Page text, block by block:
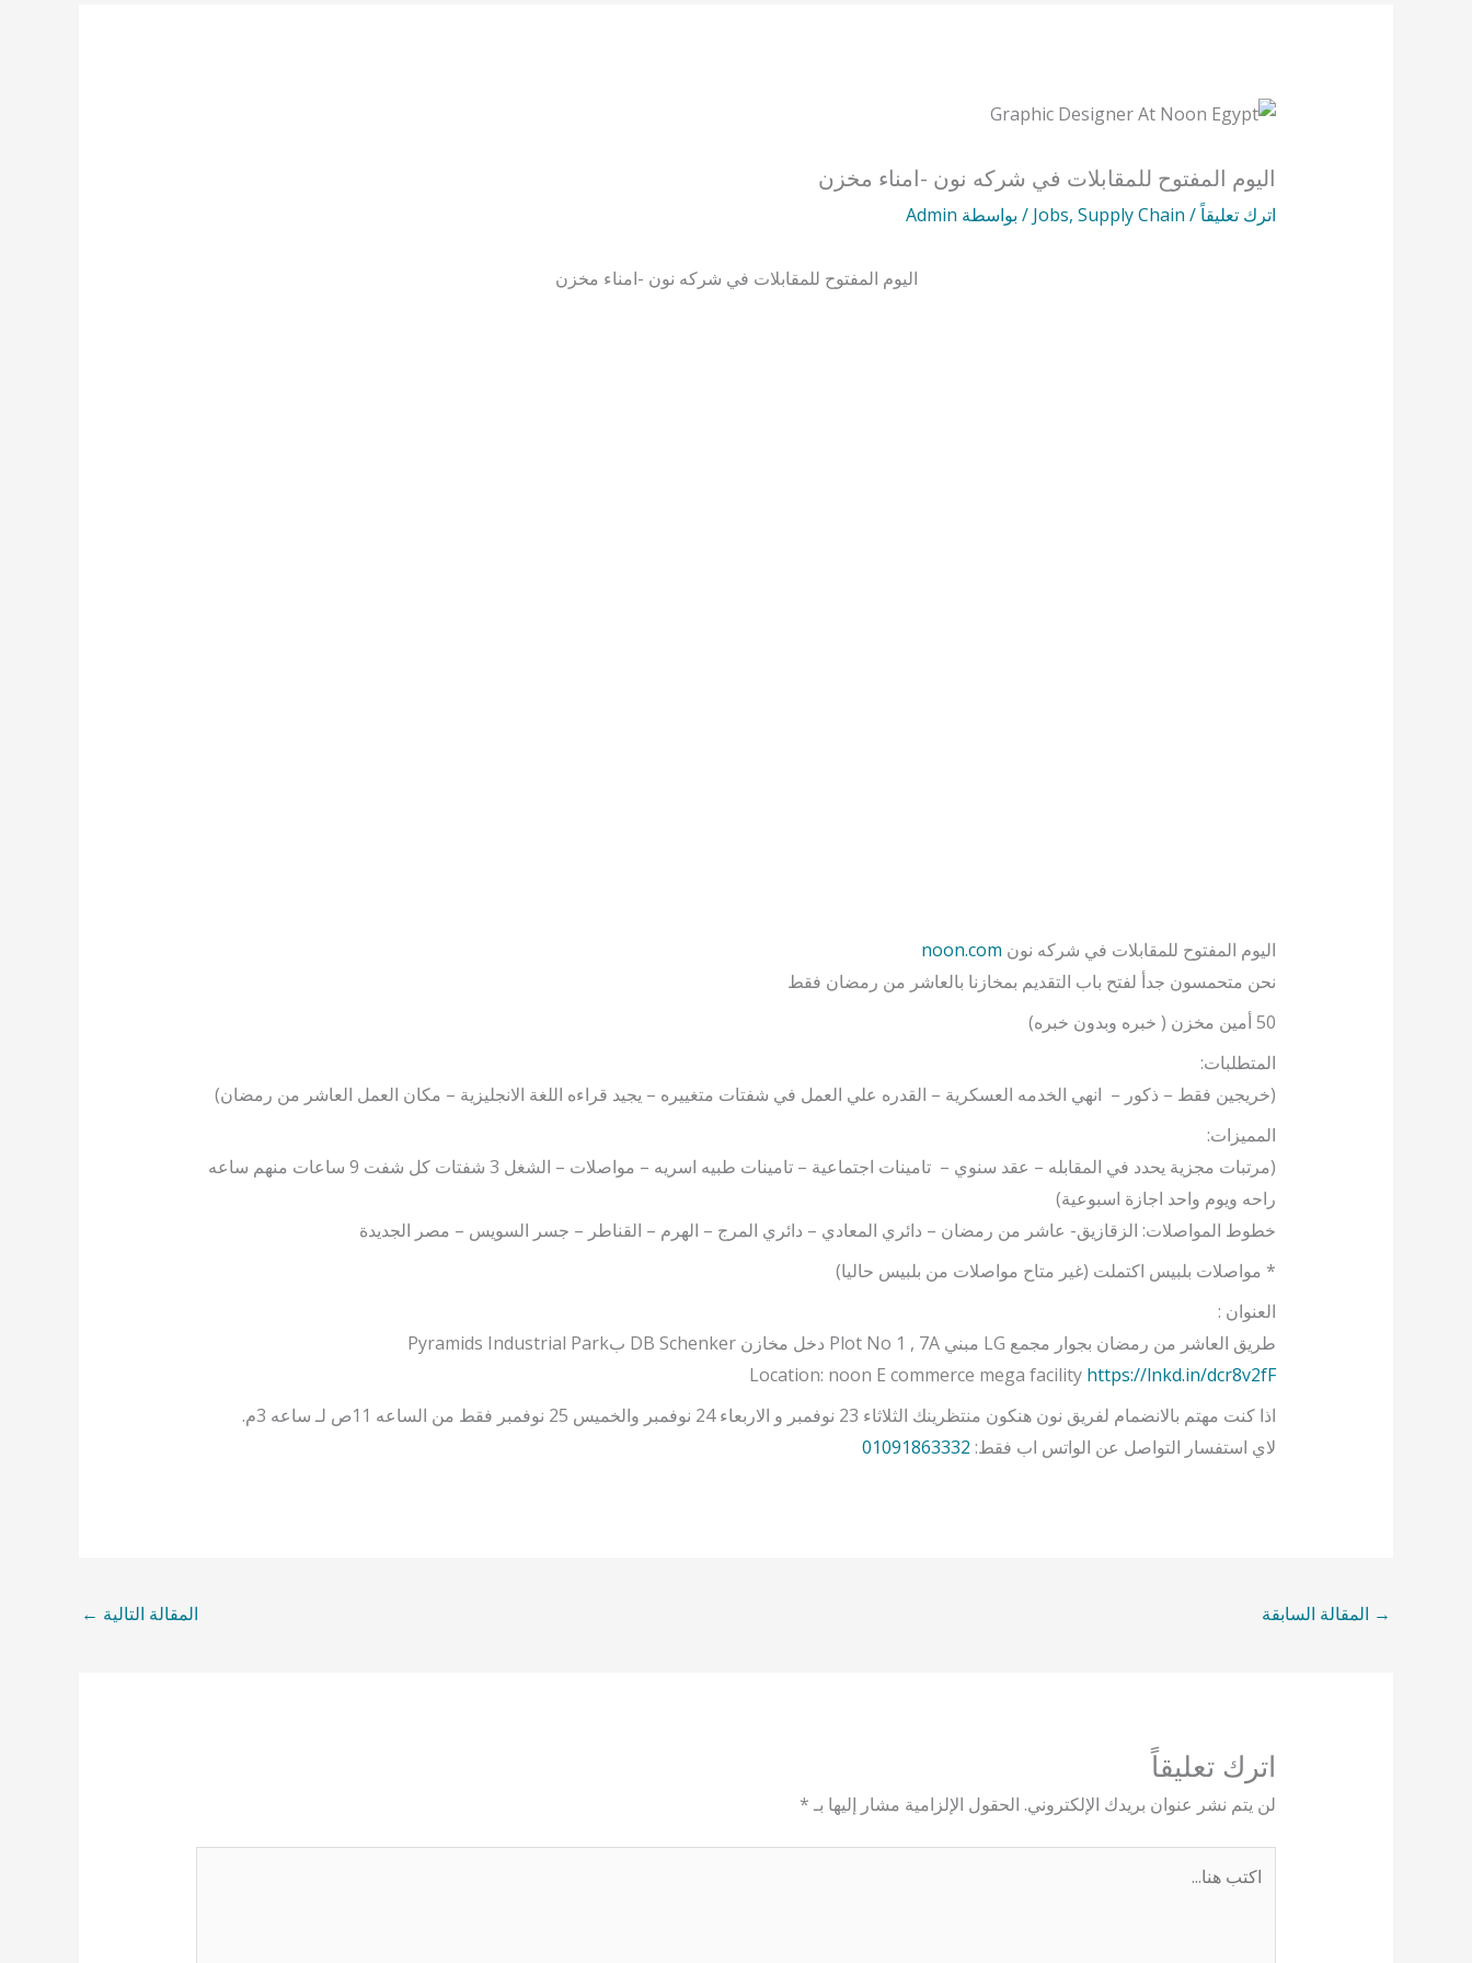
اليوم المفتوح للمقابلات في شركه نون -امناء مخزن
اترك تعليقاً/
Jobs,Supply Chain / بواسطة Admin
اليوم المفتوح للمقابلات في شركه نون -امناء مخزن
اليوم المفتوح للمقابلات في شركه نون noon.com
نحن متحمسون جدأ لفتح باب التقديم بمخازنا بالعاشر من رمضان فقط
50 أمين مخزن ( خبره وبدون خبره)
المتطلبات:
(خريجين فقط – ذكور – انهي الخدمه العسكرية – القدره علي العمل في شفتات متغييره – يجيد قراءه اللغة الانجليزية – مكان العمل العاشر من رمضان)
المميزات:
(مرتبات مجزية يحدد في المقابله – عقد سنوي – تامينات اجتماعية – تامينات طبيه اسريه – مواصلات – الشغل 3 شفتات كل شفت 9 ساعات منهم ساعه
راحه ويوم واحد اجازة اسبوعية)
خطوط المواصلات: الزقازيق- عاشر من رمضان – دائري المعادي – دائري المرج – الهرم – القناطر – جسر السويس – مصر الجديدة
* مواصلات بلبيس اكتملت (غير متاح مواصلات من بلبيس حاليا)
العنوان :
طريق العاشر من رمضان بجوار مجمع LG مبني Plot No 1 , 7A دخل مخازن DB Schenker بPyramids Industrial Park
Location: noon E commerce mega facility https://lnkd.in/dcr8v2fF
اذا كنت مهتم بالانضمام لفريق نون هنكون منتظرينك الثلاثاء 23 نوفمبر و الاربعاء 24 نوفمبر والخميس 25 نوفمبر فقط من الساعه 11ص لـ ساعه 3م.
لاي استفسار التواصل عن الواتس اب فقط: 01091863332
→ المقالة السابقة المقالة التالية ←
اترك تعليقاً
لن يتم نشر عنوان بريدك الإلكتروني. الحقول الإلزامية مشار إليها بـ *